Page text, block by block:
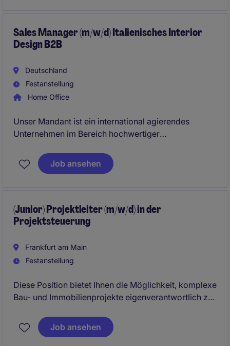
Sales Manager (m/w/d) Italienisches Interior
Design B2B
Deutschland
Festanstellung
Home Office
Unser Mandant ist ein international agierendes
Unternehmen im Bereich hochwertiger
weiteren Expansion im B2B-Segment wird ein
vertriebsstarker Sales Manager (m/w/d) gesucht, der
Job ansehen
(Junior) Projektleiter (m/w/d) in der
Projektsteuerung
Frankfurt am Main
Festanstellung
Diese Position bietet Ihnen die Möglichkeit, komplexe
Bau- und Immobilienprojekte eigenverantwortlich zu
erwartet ein professionelles Umfeld mit langfristiger
Perspektive, Entwicklungsmöglichkeiten und hoher
Job ansehen